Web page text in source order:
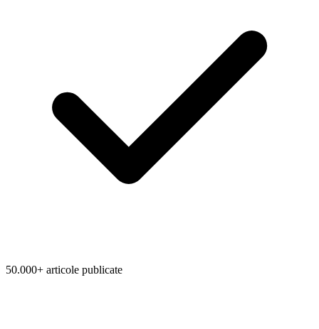
50.000+ articole publicate